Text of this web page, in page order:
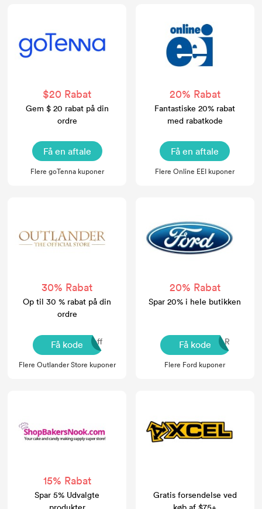
$20 Rabat
Gem $ 20 rabat på din
ordre
Få en aftale
Flere goTenna kuponer
20% Rabat
Fantastiske 20% rabat
med rabatkode
Få en aftale
Flere Online EEI kuponer
30% Rabat
Op til 30 % rabat på din
ordre
Få kode 10off
Flere Outlander Store kuponer
20% Rabat
Spar 20% i hele butikken
Få kode
ONEYEAR
Flere Ford kuponer
15% Rabat
Spar 5% Udvalgte
Gratis forsendelse ved